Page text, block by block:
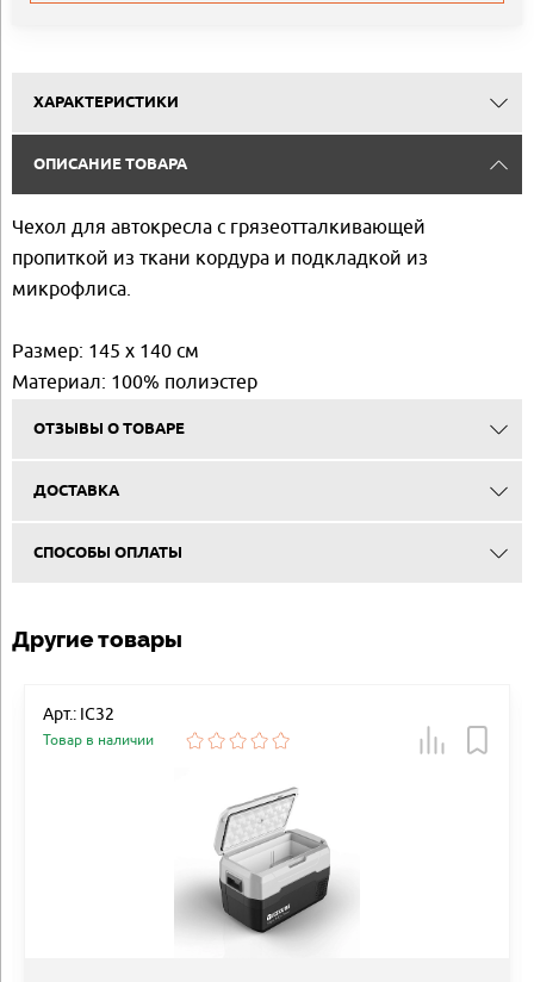
ХАРАКТЕРИСТИКИ
ОПИСАНИЕ ТОВАРА
Чехол для автокресла с грязеотталкивающей
пропиткой из ткани кордура и подкладкой из
микрофлиса.
Размер: 145 x 140 см
Материал: 100% полиэстер
ОТЗЫВЫ О ТОВАРЕ
ДОСТАВКА
СПОСОБЫ ОПЛАТЫ
Другие товары
Арт.: IC32
Товар в наличии